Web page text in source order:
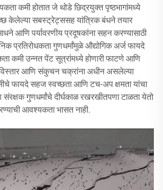
कमी होतात जे थोडे छिद्रयुक्त पृष्ठभागांमध्ये
केलेल्या सबस्ट्रेट्ससह यांत्रिक बंधने तयार
आणि पर्यावरणीय प्रदूषकांना सहन करण्यासाठी
प्रतिरोधकता गुणधर्मांमुळे औद्योगिक अर्ज फायदे
कमी उन्नत पेंट सूत्रांमध्ये होणारी फाटणे आणि
आणि संकुचन चक्रांना अधीन असलेल्या
फायदे सहज स्वच्छता आणि टच-अप क्षमता यांचा
गुणधर्मांचे दीर्घकाळ रखरखीतपणा टाळता येतो
आवश्यकता भासत नाही.